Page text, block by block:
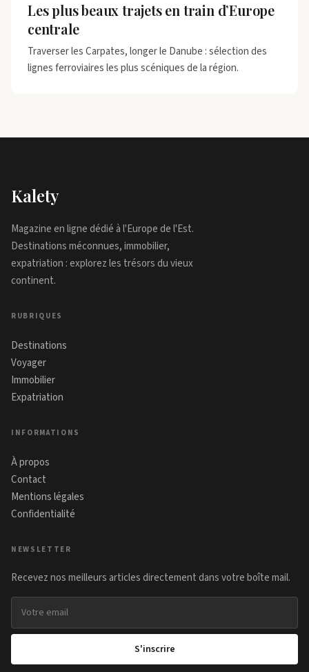
Les plus beaux trajets en train d’Europe
centrale
Traverser les Carpates, longer le Danube : sélection des
lignes ferroviaires les plus scéniques de la région.
Kalety
Magazine en ligne dédié à l'Europe de l'Est.
Destinations méconnues, immobilier,
expatriation : explorez les trésors du vieux
continent.
RUBRIQUES
Destinations
Voyager
Immobilier
Expatriation
INFORMATIONS
À propos
Contact
Mentions légales
Confidentialité
NEWSLETTER
Recevez nos meilleurs articles directement dans votre boîte mail.
Adresse email
S'inscrire